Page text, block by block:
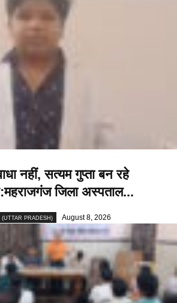
नहीं, सत्यम गुप्ता बन रहे
जिला अस्पताल...
(UTTAR PRADESH) August 8, 2026